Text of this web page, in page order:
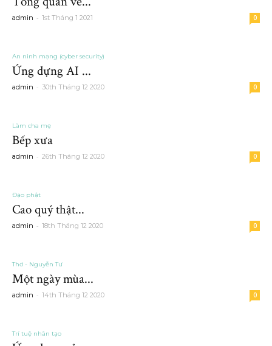
admin - 1st Tháng 1 2021 0
An ninh mạng (cyber security)
Ứng dựng AI ...
admin - 30th Tháng 12 2020 0
Làm cha mẹ
Bếp xưa
admin - 26th Tháng 12 2020 0
Đạo phật
Cao quý thật...
admin - 18th Tháng 12 2020 0
Thơ - Nguyễn Tư
Một ngày mùa...
admin - 14th Tháng 12 2020 0
Trí tuệ nhân tạo